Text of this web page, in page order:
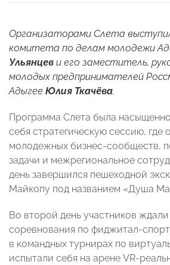
Организаторами Слета
комитета по делам молодежи
Ульянцев и его заместитель,
молодых предпринимателей
Адыгее Юлия Ткачёва.
Программа Слета была
себя стратегическую сессию, где
молодежных бизнес-сообществ,
задачи и межрегиональное
день завершился пешеходной
Майкопу под названием «Душа
Во второй день участников
соревнования по фиджитал-
в командных турнирах по
испытали себя на арене VR-